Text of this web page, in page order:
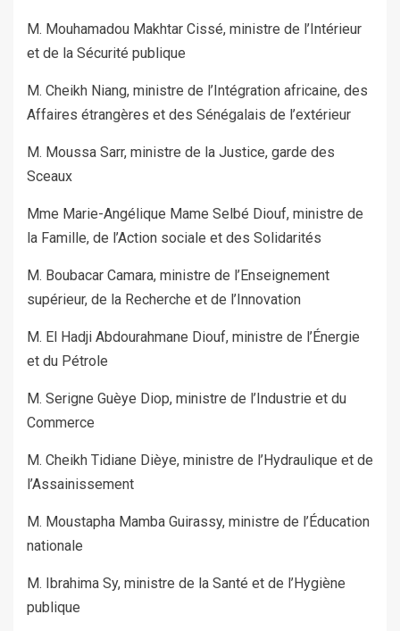
M. Mouhamadou Makhtar Cissé, ministre de l’Intérieur
et de la Sécurité publique
M. Cheikh Niang, ministre de l’Intégration africaine, des
Affaires étrangères et des Sénégalais de l’extérieur
M. Moussa Sarr, ministre de la Justice, garde des
Sceaux
Mme Marie-Angélique Mame Selbé Diouf, ministre de
la Famille, de l’Action sociale et des Solidarités
M. Boubacar Camara, ministre de l’Enseignement
supérieur, de la Recherche et de l’Innovation
M. El Hadji Abdourahmane Diouf, ministre de l’Énergie
et du Pétrole
M. Serigne Guèye Diop, ministre de l’Industrie et du
Commerce
M. Cheikh Tidiane Dièye, ministre de l’Hydraulique et de
l’Assainissement
M. Moustapha Mamba Guirassy, ministre de l’Éducation
nationale
M. Ibrahima Sy, ministre de la Santé et de l’Hygiène
publique